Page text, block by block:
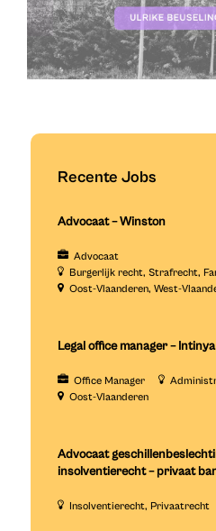
Recente Jobs
Advocaat – Winston
Advocaat
Burgerlijk recht Strafrecht
Oost-Vlaanderen West-
Legal office manager – Intinya
Office Manager
Oost-Vlaanderen
Advocaat
insolventierecht – privaat
Insolventierecht Privaatrecht